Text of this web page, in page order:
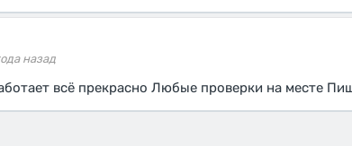
назад
всё прекрасно Любые проверки на месте